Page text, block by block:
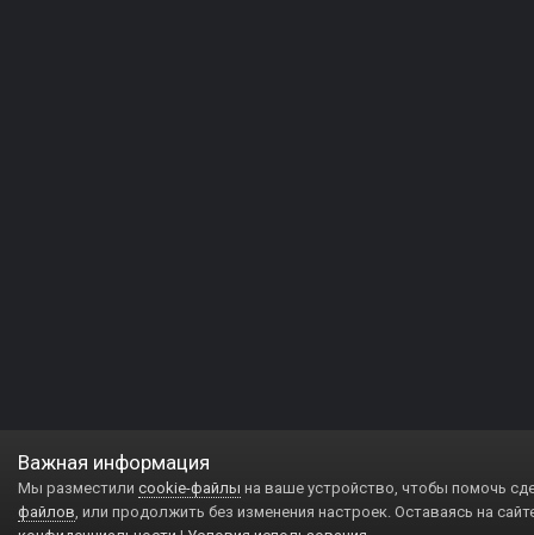
Важная информация
Мы разместили cookie-файлы на ваше устройство, чтобы помочь
файлов, или продолжить без изменения настроек. Оставаясь на